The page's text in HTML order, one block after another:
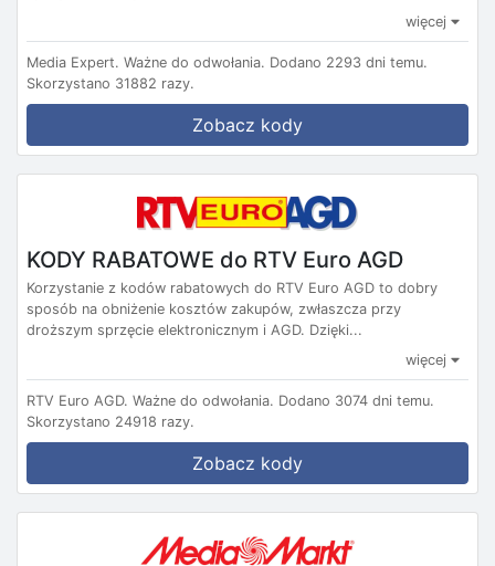
więcej
Media Expert. Ważne do odwołania. Dodano 2293 dni temu.
Skorzystano 31882 razy.
Zobacz kody
KODY RABATOWE do RTV Euro AGD
Korzystanie z kodów rabatowych do RTV Euro AGD to dobry
sposób na obniżenie kosztów zakupów, zwłaszcza przy
droższym sprzęcie elektronicznym i AGD. Dzięki...
więcej
RTV Euro AGD. Ważne do odwołania. Dodano 3074 dni temu.
Skorzystano 24918 razy.
Zobacz kody